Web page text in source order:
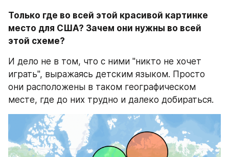
Только где во всей этой красивой картинке
место для США? Зачем они нужны во всей
этой схеме?
И дело не в том, что с ними "никто не хочет
играть", выражаясь детским языком. Просто
они расположены в таком географическом
месте, где до них трудно и далеко добираться.